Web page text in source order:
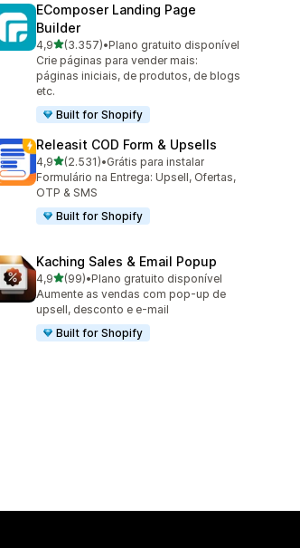
EComposer Landing Page
Builder
4,9de 5 estrelas
(3.357)
3357 avaliações ao todo
•Plano gratuito disponível
Crie páginas para vender mais:
páginas iniciais, de produtos, de blogs
etc.
Built for Shopify
Releasit COD Form & Upsells
4,9de 5 estrelas
(2.531)
2531 avaliações ao todo
•Grátis para instalar
Formulário na Entrega: Upsell, Ofertas,
OTP & SMS
Built for Shopify
Kaching Sales & Email Popup
4,9de 5 estrelas
(99)
99 avaliações ao todo
•Plano gratuito disponível
Aumente as vendas com pop-up de
upsell, desconto e e-mail
Built for Shopify